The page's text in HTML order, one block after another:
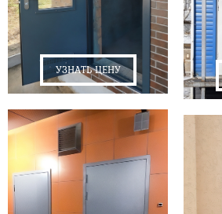
УЗНАТЬ ЦЕНУ